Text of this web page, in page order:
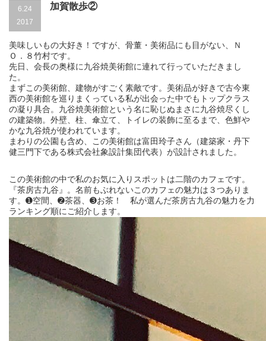
6.24
2017
加賀散歩②
美味しいもの大好き！ですが、骨董・美術品にも目がない、Ｎ
Ｏ．８竹村です。
先日、会長の奥様に九谷焼美術館に連れて行っていただきまし
た。
まずこの美術館、建物がすごく素敵です。美術品が好きで古今東
西の美術館を巡りまくっている私が出会った中でもトップクラス
の凝り具合。九谷焼美術館という名に恥じぬまさに九谷焼尽くし
の建築物。外壁、柱、傘立て、トイレの装飾に至るまで、色鮮や
かな九谷焼が使われています。
まわりの公園も含め、この美術館は富田玲子さん（建築家・丹下
健三門下である株式会社象設計集団代表）が設計されました。
この美術館の中で私のお気に入りスポットは二階のカフェです。
『茶房古九谷』。名前もぶれないこのカフェの魅力は３つありま
す。➊空間、➋茶器、➌お茶！ 私が選んだ茶房古九谷の魅力を力
ランキング順にご紹介します。